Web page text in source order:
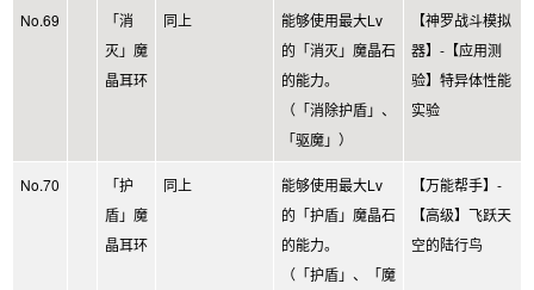
No.69
「消
灭」魔
晶耳环
同上
能够使用最大Lv
的「消灭」魔晶石
的能力。
（「消除护盾」、
「驱魔」）
【神罗战斗模拟
器】-【应用测
验】特异体性能
实验
No.70
「护
盾」魔
晶耳环
同上
能够使用最大Lv
的「护盾」魔晶石
的能力。
（「护盾」、「魔
【万能帮手】-
【高级】飞跃天
空的陆行鸟